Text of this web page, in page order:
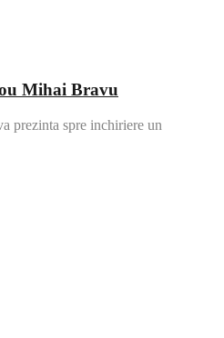
Mihai Bravu
prezinta spre inchiriere un